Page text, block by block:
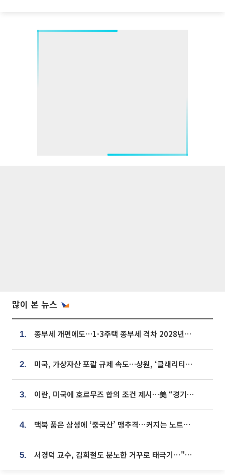
많이 본 뉴스
1. 종부세 개편에도…1·3주택 종부세 격차 2028년부터 확대
2. 미국, 가상자산 포괄 규제 속도…상원, ‘클래리티법’ 9월 절차투표 추진
3. 이란, 미국에 호르무즈 합의 조건 제시…美 “경기 아직 안 끝나” [종합]
4. 맥북 품은 삼성에 ‘중국산’ 맹추격⋯커지는 노트북 OLED 시장
5. 서경덕 교수, 김희철도 분노한 거꾸로 태극기⋯"엉터리는 아냐, 아쉬울 뿐"